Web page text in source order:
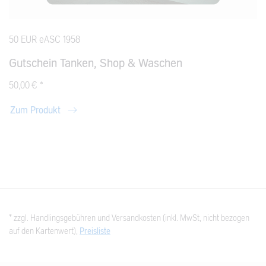
50 EUR eASC 1958
Gutschein Tanken, Shop & Waschen
50,00 € *
Zum Produkt
* zzgl. Handlingsgebühren und Versandkosten (inkl. MwSt, nicht bezogen
auf den Kartenwert),
Preisliste